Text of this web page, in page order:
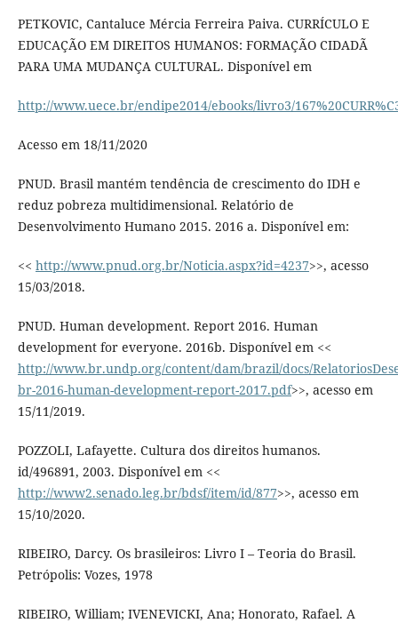
PETKOVIC, Cantaluce Mércia Ferreira Paiva. CURRÍCULO E
EDUCAÇÃO EM DIREITOS HUMANOS: FORMAÇÃO CIDADÃ
PARA UMA MUDANÇA CULTURAL. Disponível em
http://www.uece.br/endipe2014/ebooks/livro3/
Acesso em 18/11/2020
PNUD. Brasil mantém tendência de crescimento do IDH e
reduz pobreza multidimensional. Relatório de
Desenvolvimento Humano 2015. 2016 a. Disponível em:
<< http://www.pnud.org.br/Noticia.aspx?id=4237>>, acesso
15/03/2018.
PNUD. Human development. Report 2016. Human
development for everyone. 2016b. Disponível em <<
http://www.br.undp.org/content/dam/brazil/docs/
br-2016-human-development-report-2017.pdf>>, acesso em
15/11/2019.
POZZOLI, Lafayette. Cultura dos direitos humanos.
id/496891, 2003. Disponível em <<
http://www2.senado.leg.br/bdsf/item/id/877>>, acesso em
15/10/2020.
RIBEIRO, Darcy. Os brasileiros: Livro I – Teoria do Brasil.
Petrópolis: Vozes, 1978
RIBEIRO, William; IVENEVICKI, Ana; Honorato, Rafael. A